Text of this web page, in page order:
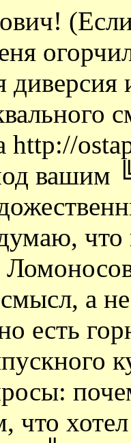
http://
вашим
а
есть
что